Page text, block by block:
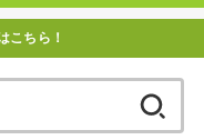
こちら！